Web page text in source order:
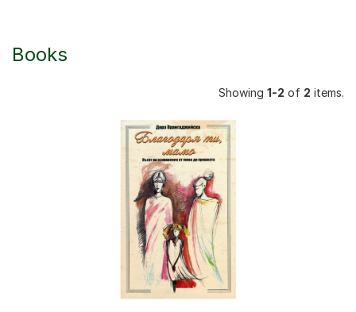
Books
Showing 1-2 of 2 items.